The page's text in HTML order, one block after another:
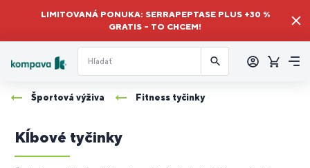
LIMITOVANÁ PONUKA: SERRAPEPTASE PLUS +30 %
GRATIS – TO CHCEM!
sa
Košík
Športová výživa Fitness tyčinky
Kĺbové tyčinky